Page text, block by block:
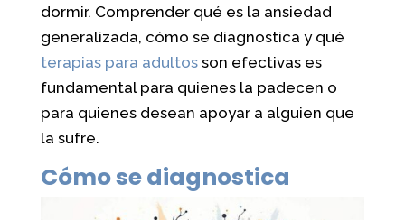
dormir. Comprender qué es la ansiedad
generalizada, cómo se diagnostica y qué
terapias para adultosson efectivas es
fundamental para quienes la padecen o
para quienes desean apoyar a alguien que
la sufre.
Cómo se diagnostica